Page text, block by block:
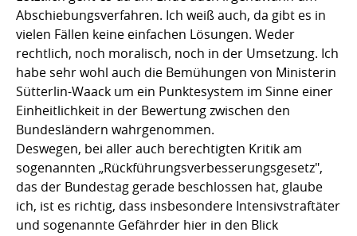
Abschiebungsverfahren. Ich weiß auch, da gibt es in
vielen Fällen keine einfachen Lösungen. Weder
rechtlich, noch moralisch, noch in der Umsetzung. Ich
habe sehr wohl auch die Bemühungen von Ministerin
Sütterlin-Waack um ein Punktesystem im Sinne einer
Einheitlichkeit in der Bewertung zwischen den
Bundesländern wahrgenommen.
Deswegen, bei aller auch berechtigten Kritik am
sogenannten „Rückführungsverbesserungsgesetz",
das der Bundestag gerade beschlossen hat, glaube
ich, ist es richtig, dass insbesondere Intensivstraftäter
und sogenannte Gefährder hier in den Blick